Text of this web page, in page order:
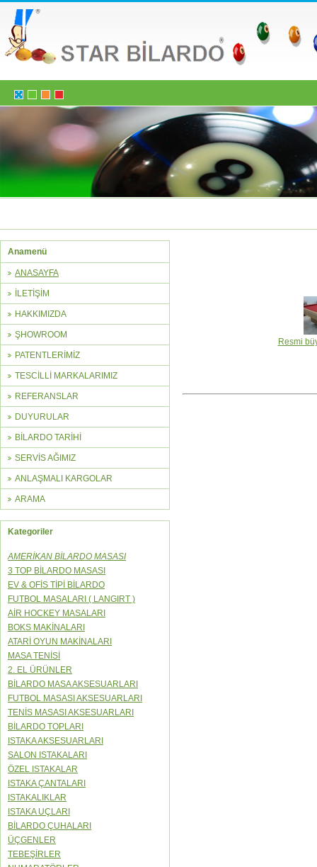
Anamenü
ANASAYFA
İLETİŞİM
HAKKIMIZDA
ŞHOWROOM
PATENTLERİMİZ
TESCİLLİ MARKALARIMIZ
REFERANSLAR
DUYURULAR
BİLARDO TARİHİ
SERVİS AĞIMIZ
ANLAŞMALI KARGOLAR
ARAMA
Kategoriler
AMERİKAN BİLARDO MASASI
3 TOP BİLARDO MASASI
EV & OFİS TİPİ BİLARDO
FUTBOL MASALARI ( LANGIRT )
AİR HOCKEY MASALARI
BOKS MAKİNALARI
ATARİ OYUN MAKİNALARI
MASA TENİSİ
2. EL ÜRÜNLER
BİLARDO MASA AKSESUARLARI
FUTBOL MASASI AKSESUARLARI
TENİS MASASI AKSESUARLARI
BİLARDO TOPLARI
ISTAKA AKSESUARLARI
SALON ISTAKALARI
ÖZEL ISTAKALAR
ISTAKA ÇANTALARI
ISTAKALIKLAR
ISTAKA UÇLARI
BİLARDO ÇUHALARI
ÜÇGENLER
TEBEŞİRLER
Resmi